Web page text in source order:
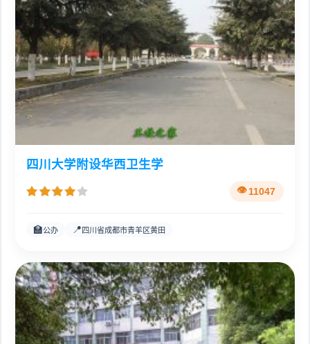
四川大学附设华西卫生学
11047
🏫公办 📍四川省成都市青羊区黄田